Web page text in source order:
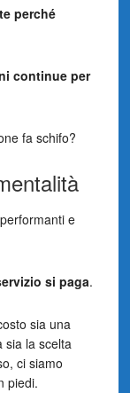
perché
continue per
fa schifo?
e
si paga.
sia una
sia la scelta
ci siamo
piedi.